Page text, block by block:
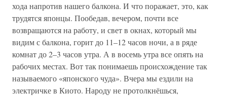
хода напротив нашего балкона. И что поражает, это, как
трудятся японцы. Пообедав, вечером, почти все
возвращаются на работу, и свет в окнах, который мы
видим с балкона, горит до 11–12 часов ночи, а в ряде
комнат до 2–3 часов утра. А в восемь утра все опять на
рабочих местах. Вот так понимаешь происхождение так
называемого «японского чуда». Вчера мы ездили на
электричке в Киото. Народу не протолкнёшься,